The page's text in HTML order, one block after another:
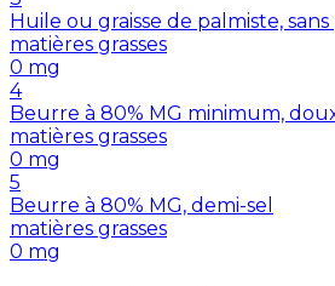
Huile ou graisse de palmiste,
matières grasses
0 mg
4
Beurre à 80% MG minimum,
matières grasses
0 mg
5
Beurre à 80% MG, demi-sel
matières grasses
0 mg